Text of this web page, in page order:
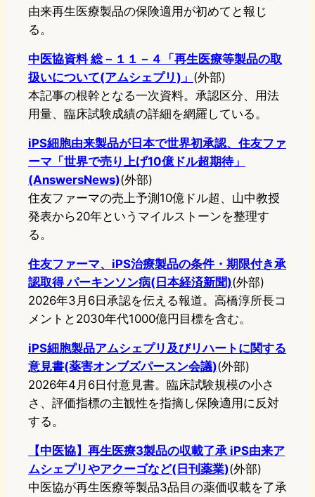
由来再生医療製品の保険適用が初めてと報じ
る。
中医協資料 総－１１－４「再生医療等製品の取
扱いについて(アムシェプリ)」 (外部)
本記事の根幹となる一次資料。承認区分、用法
用量、臨床試験成績の詳細を網羅している。
iPS細胞由来製品が日本で世界初承認、住友ファ
ーマ「世界で売り上げ10億ドル超期待」
(AnswersNews)(外部)
住友ファーマの売上予測10億ドル超、山中教授
発表から20年というマイルストーンを整理す
る。
住友ファーマ、iPS治療製品の条件・期限付き承
認取得 パーキンソン病(日本経済新聞)(外部)
2026年3月6日承認を伝える報道。高橋淳所長コ
メントと2030年代1000億円目標を含む。
iPS細胞製品アムシェプリ及びリハートに関する
意見書(薬害オンブズパースン会議)(外部)
2026年4月6日付意見書。臨床試験規模の小さ
さ、評価指標の主観性を指摘し保険適用に反対
する。
【中医協】再生医療3製品の収載了承 iPS由来ア
ムシェプリやアクーゴなど(日刊薬業)(外部)
中医協が再生医療等製品3品目の薬価収載を了承